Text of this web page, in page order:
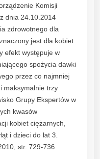
Komisji
dnia 24.10.2014
zdrowotnego dla
jest dla kobiet
efekt występuje w
spożycia dawki
przez co najmniej
maksymalnie trzy
Grupy Ekspertów w
kwasów
kobiet ciężarnych,
i dzieci do lat 3.
str. 729-736